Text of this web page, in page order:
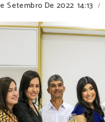
Setembro De 2022 14:13 /